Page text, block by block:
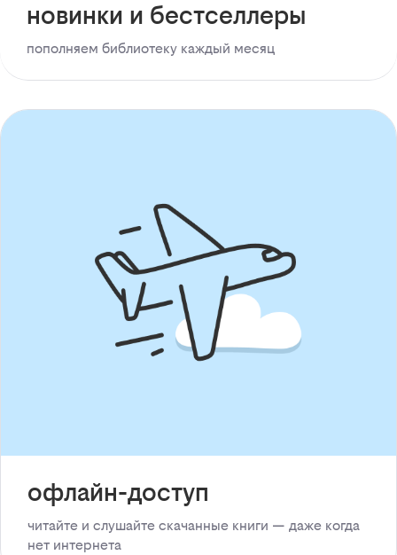
новинки и бестселлеры
пополняем библиотеку каждый месяц
офлайн-доступ
читайте и слушайте скачанные книги — даже когда
нет интернета